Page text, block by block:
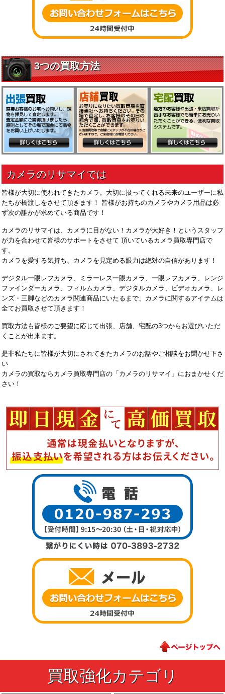
皆様が大切に使われてきたカメラ。大切に扱ってくれる未来のユーザーに私
たちが橋渡しをさせて頂きます！ 皆様がお持ちのカメラやカメラ用品は必
ず次の誰かが求めている商品です！
カメラのリサマイは、カメラに目がない！カメラが大好き！というスタッフ
が力を合わせて皆様のサポートをさせて 頂いているカメラ買取専門店で
す。
カメラを愛する気持ち、カメラを見定める眼力は絶対の自信があります！
デジタル一眼レフカメラ、ミラーレス一眼カメラ、一眼レフカメラ、レンジ
ファインダーカメラ、フィルムカメラ、デジタルカメラ、ビデオカメラ、レ
ンズ・三脚などのカメラ関連商品にいたるまで、カメラに関するアイテムは
全てお買取させて頂きます！
買取方法も皆様のご要望に応じて出張、店舗、宅配の3つからお選びいただ
くことが出来ます。
是非私たちに皆様が大切にされてきたカメラのお話やご相談をお聞かせ下さ
い
カメラの買取ならカメラ買取専門店の「カメラのリサマイ」におまかせくだ
さい！